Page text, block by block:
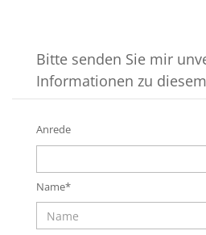
Bitte senden Sie mir
Informationen zu
Anrede
Name*